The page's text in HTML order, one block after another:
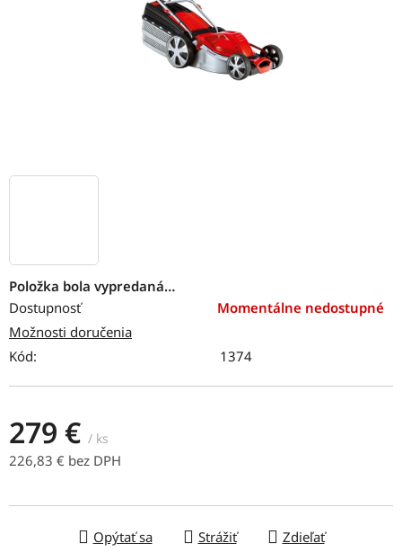
Položka bola vypredaná…
Dostupnosť
Momentálne nedostupné
Možnosti doručenia
Kód:
1374
279 € / ks
226,83 € bez DPH
Opýtať sa Strážiť Zdieľať